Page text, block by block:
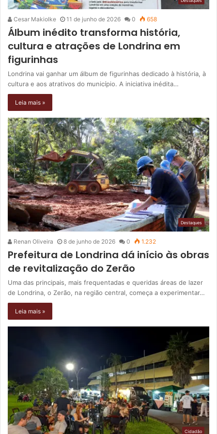
Cesar Makiolke 11 de junho de 2026 0 658
Álbum inédito transforma história,
cultura e atrações de Londrina em
figurinhas
Londrina vai ganhar um álbum de figurinhas dedicado à história, à
cultura e aos atrativos do município. A iniciativa inédita…
Leia mais »
Destaques
Renan Oliveira 8 de junho de 2026 0 1.232
Prefeitura de Londrina dá início às obras
de revitalização do Zerão
Uma das principais, mais frequentadas e queridas áreas de lazer
de Londrina, o Zerão, na região central, começa a experimentar…
Leia mais »
Cidadão